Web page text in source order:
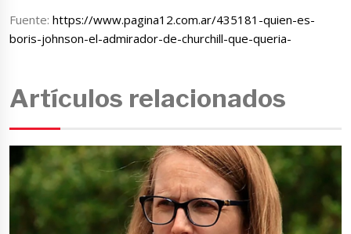
Fuente:https://www.pagina12.com.ar/435181-quien-es-
boris-johnson-el-admirador-de-churchill-que-queria-
Artículos relacionados